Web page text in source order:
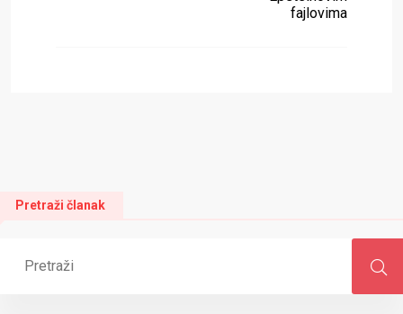
fajlovima
Pretraži članak